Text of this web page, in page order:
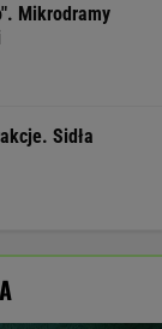
Mikrodramy
Sidła